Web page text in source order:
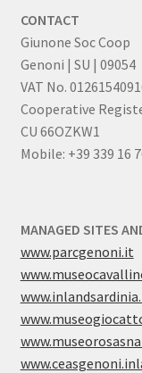
CONTACT
Giunone Soc Coop
Genoni | SU | 09054
VAT No.
Cooperative
CU 66OZKW1
Mobile: +39 339 16
MANAGED SITES
www.parcgenoni.it